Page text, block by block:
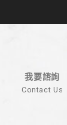
我要諮詢
Contact Us